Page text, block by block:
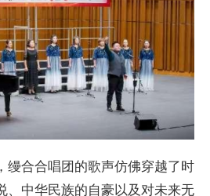
缦合合唱团的歌声仿佛穿越了时
、中华民族的自豪以及对未来无